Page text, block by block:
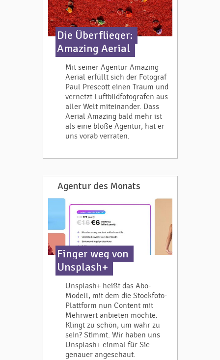
Die Überflieger:
Amazing Aerial
Mit seiner Agentur Amazing
Aerial erfüllt sich der Fotograf
Paul Prescott einen Traum und
vernetzt Luftbildfotografen aus
aller Welt miteinander. Dass
Aerial Amazing bald mehr ist
als eine bloße Agentur, hat er
uns vorab verraten.
Agentur des Monats
Finger weg von
Unsplash+
Unsplash+ heißt das Abo-
Modell, mit dem die Stockfoto-
Plattform nun Content mit
Mehrwert anbieten möchte.
Klingt zu schön, um wahr zu
sein? Stimmt. Wir haben uns
Unsplash+ einmal für Sie
genauer angeschaut.